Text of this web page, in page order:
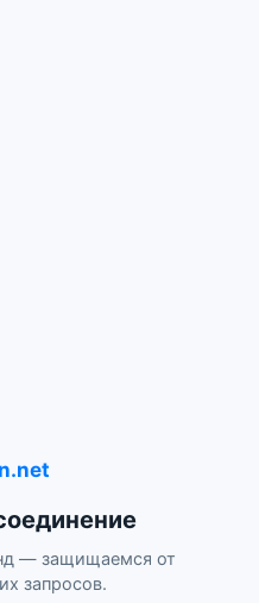
— защищаемся от
запросов.